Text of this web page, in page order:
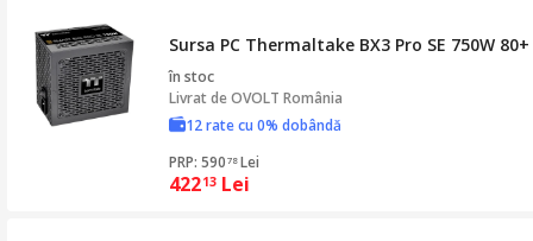
Sursa PC Thermaltake BX3 Pro SE 750W
în stoc
Livrat deOVOLT România
12 rate cu 0% dobândă
PRP: 590 78 Lei
42213 Lei